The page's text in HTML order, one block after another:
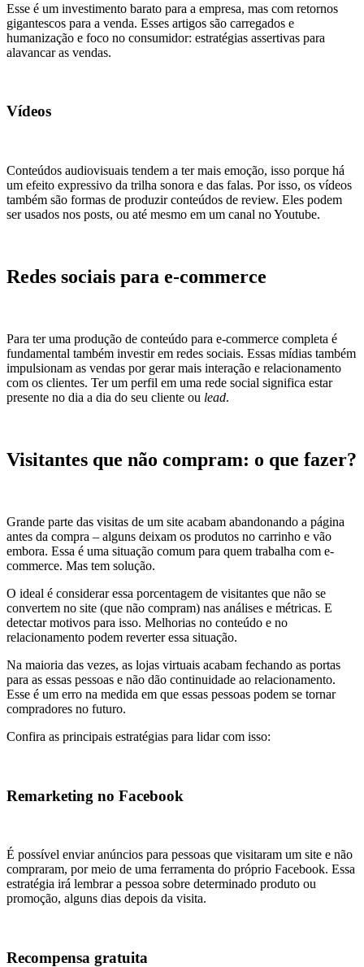
Esse é um investimento barato para a empresa, mas com retornos
gigantescos para a venda. Esses artigos são carregados e
humanização e foco no consumidor: estratégias assertivas para
alavancar as vendas.
Vídeos
Conteúdos audiovisuais tendem a ter mais emoção, isso porque há
um efeito expressivo da trilha sonora e das falas. Por isso, os vídeos
também são formas de produzir conteúdos de review. Eles podem
ser usados nos posts, ou até mesmo em um canal no Youtube.
Redes sociais para e-commerce
Para ter uma produção de conteúdo para e-commerce completa é
fundamental também investir em redes sociais. Essas mídias também
impulsionam as vendas por gerar mais interação e relacionamento
com os clientes. Ter um perfil em uma rede social significa estar
presente no dia a dia do seu cliente ou lead.
Visitantes que não compram: o que fazer?
Grande parte das visitas de um site acabam abandonando a página
antes da compra – alguns deixam os produtos no carrinho e vão
embora. Essa é uma situação comum para quem trabalha com e-
commerce. Mas tem solução.
O ideal é considerar essa porcentagem de visitantes que não se
convertem no site (que não compram) nas análises e métricas. E
detectar motivos para isso. Melhorias no conteúdo e no
relacionamento podem reverter essa situação.
Na maioria das vezes, as lojas virtuais acabam fechando as portas
para as essas pessoas e não dão continuidade ao relacionamento.
Esse é um erro na medida em que essas pessoas podem se tornar
compradores no futuro.
Confira as principais estratégias para lidar com isso:
Remarketing no Facebook
É possível enviar anúncios para pessoas que visitaram um site e não
compraram, por meio de uma ferramenta do próprio Facebook. Essa
estratégia irá lembrar a pessoa sobre determinado produto ou
promoção, alguns dias depois da visita.
Recompensa gratuita